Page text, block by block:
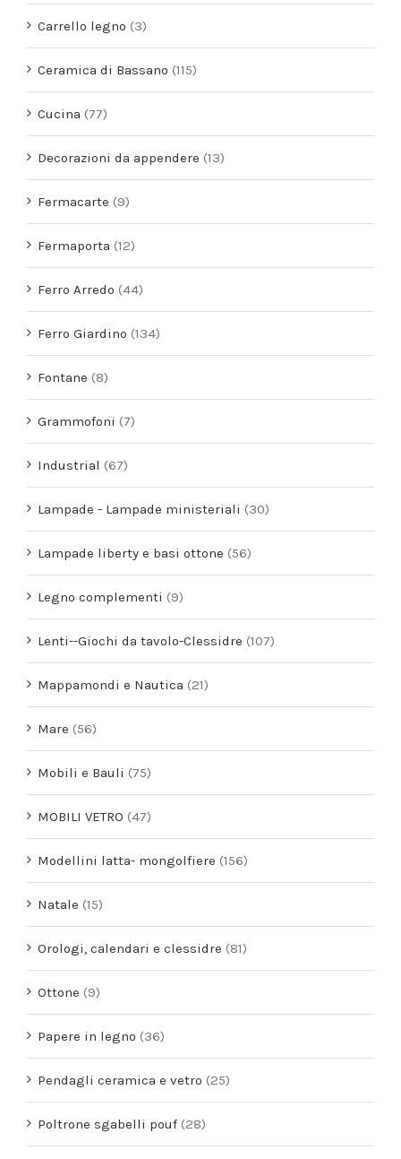
Carrello legno (3)
Ceramica di Bassano (115)
Cucina (77)
Decorazioni da appendere (13)
Fermacarte (9)
Fermaporta (12)
Ferro Arredo (44)
Ferro Giardino (134)
Fontane (8)
Grammofoni (7)
Industrial (67)
Lampade - Lampade ministeriali (30)
Lampade liberty e basi ottone (56)
Legno complementi (9)
Lenti--Giochi da tavolo-Clessidre (107)
Mappamondi e Nautica (21)
Mare (56)
Mobili e Bauli (75)
MOBILI VETRO (47)
Modellini latta- mongolfiere (156)
Natale (15)
Orologi, calendari e clessidre (81)
Ottone (9)
Papere in legno (36)
Pendagli ceramica e vetro (25)
Poltrone sgabelli pouf (28)